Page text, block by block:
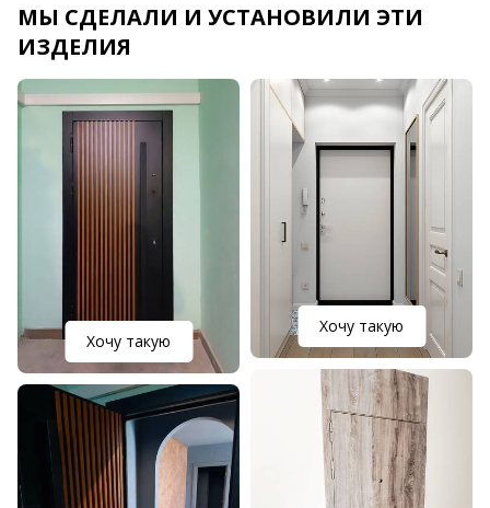
МЫ СДЕЛАЛИ И УСТАНОВИЛИ ЭТИ
ИЗДЕЛИЯ
Хочу такую
Хочу такую